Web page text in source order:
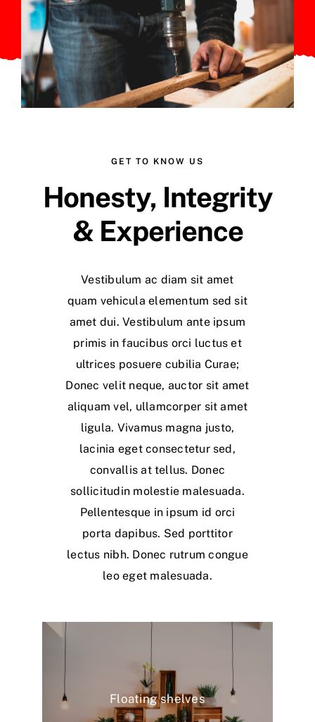
GET TO KNOW US
Honesty, Integrity
& Experience
Vestibulum ac diam sit amet
quam vehicula elementum sed sit
amet dui. Vestibulum ante ipsum
primis in faucibus orci luctus et
ultrices posuere cubilia Curae;
Donec velit neque, auctor sit amet
aliquam vel, ullamcorper sit amet
ligula. Vivamus magna justo,
lacinia eget consectetur sed,
convallis at tellus. Donec
sollicitudin molestie malesuada.
Pellentesque in ipsum id orci
porta dapibus. Sed porttitor
lectus nibh. Donec rutrum congue
leo eget malesuada.
Floating shelves